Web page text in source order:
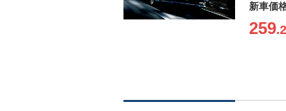
新車価
259.2